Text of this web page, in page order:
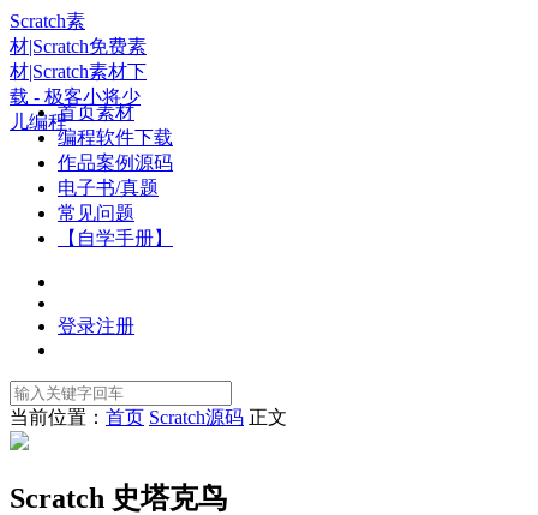
Scratch素
材|Scratch免费素
材|Scratch素材下
载 - 极客小将少
儿编程首页素材
编程软件下载
作品案例源码
电子书/真题
常见问题
【自学手册】
登录注册
当前位置： 首页 Scratch源码 正文
Scratch 史塔克鸟